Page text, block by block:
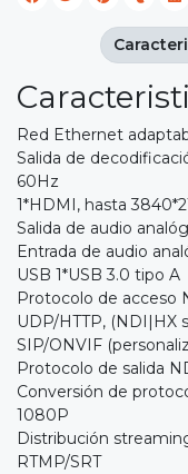
Red Ethernet
Salida de
60Hz
1*HDMI, hasta
Salida de audio
Entrada de audio
USB 1*USB 3.0 tipo A
Protocolo de acceso
UDP/HTTP, (NDI|HX
SIP/ONVIF
Protocolo de salida
Conversión de
1080P
Distribución
RTMP/SRT